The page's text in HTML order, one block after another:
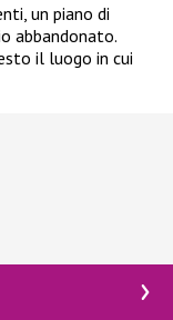
un piano di
abbandonato.
il luogo in cui